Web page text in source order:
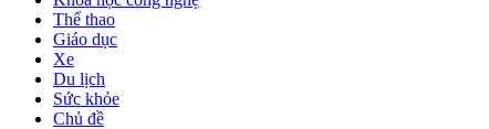
Thể thao
Giáo dục
Xe
Du lịch
Sức khỏe
Chủ đề